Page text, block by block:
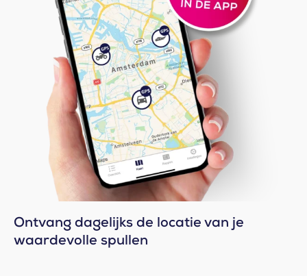
Ontvang dagelijks de locatie van je
waardevolle spullen